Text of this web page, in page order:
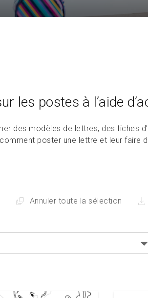
les postes à l’aide
des modèles de lettres, des fiches
poster une lettre et leur faire
Annuler toute la sélection